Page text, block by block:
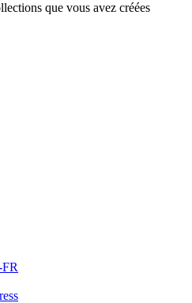
que vous avez créées